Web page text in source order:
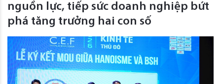
nguồn lực, tiếp sức doanh nghiệp bứt
phá tăng trưởng hai con số